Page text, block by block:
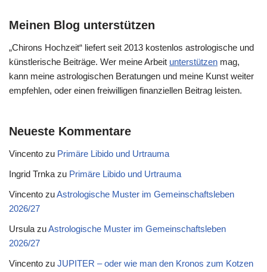
Meinen Blog unterstützen
„Chirons Hochzeit“ liefert seit 2013 kostenlos astrologische und
künstlerische Beiträge. Wer meine Arbeit unterstützen mag,
kann meine astrologischen Beratungen und meine Kunst weiter
empfehlen, oder einen freiwilligen finanziellen Beitrag leisten.
Neueste Kommentare
Vincento zu Primäre Libido und Urtrauma
Ingrid Trnka zu Primäre Libido und Urtrauma
Vincento zuAstrologische Muster im Gemeinschaftsleben
2026/27
Ursula zuAstrologische Muster im Gemeinschaftsleben
2026/27
Vincento zu JUPITER – oder wie man den Kronos zum Kotzen